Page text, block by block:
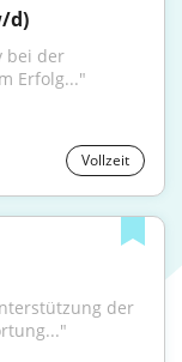
d)
bei der
Erfolg..."
Vollzeit
der